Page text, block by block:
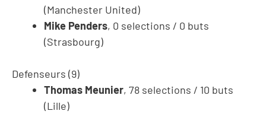
(Manchester United)
Mike Penders, 0 selections / 0 buts
(Strasbourg)
Defenseurs (9)
Thomas Meunier, 78 selections / 10 buts
(Lille)